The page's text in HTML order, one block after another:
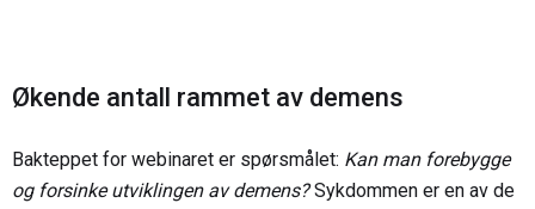
Økende antall rammet av demens
Bakteppet for webinaret er spørsmålet: Kan man forebygge
og forsinke utviklingen av demens?Sykdommen er en av de